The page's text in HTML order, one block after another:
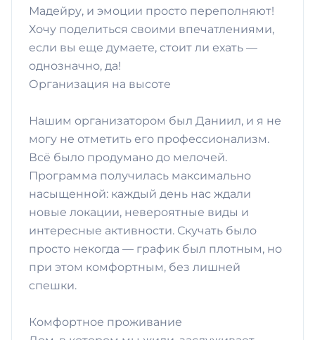
Мадейру, и эмоции просто переполняют!
Хочу поделиться своими впечатлениями,
если вы еще думаете, стоит ли ехать —
однозначно, да!
​Организация на высоте
Нашим организатором был Даниил, и я не
могу не отметить его профессионализм.
Всё было продумано до мелочей.
Программа получилась максимально
насыщенной: каждый день нас ждали
новые локации, невероятные виды и
интересные активности. Скучать было
просто некогда — график был плотным, но
при этом комфортным, без лишней
спешки.
​Комфортное проживание